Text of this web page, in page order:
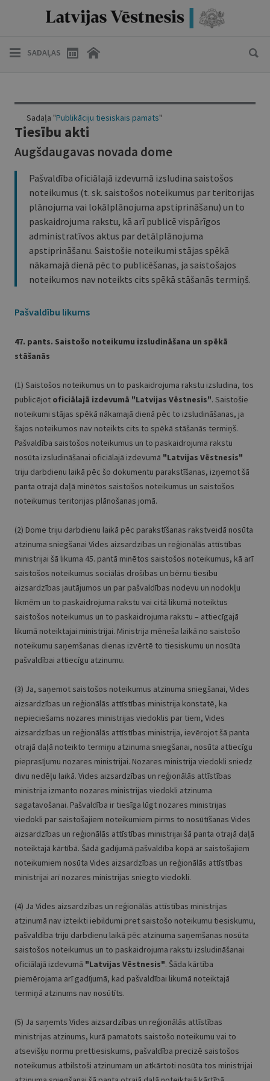
SADAĻAS
Sadaļa "Publikāciju tiesiskais pamats"
Tiesību akti
Augšdaugavas novada dome
Pašvaldība oficiālajā izdevumā izsludina saistošos
noteikumus (t. sk. saistošos noteikumus par teritorijas
plānojuma vai lokālplānojuma apstiprināšanu) un to
paskaidrojuma rakstu, kā arī publicē vispārīgos
administratīvos aktus par detālplānojuma
apstiprināšanu. Saistošie noteikumi stājas spēkā
nākamajā dienā pēc to publicēšanas, ja saistošajos
noteikumos nav noteikts cits spēkā stāšanās termiņš.
Pašvaldību likums
47. pants. Saistošo noteikumu izsludināšana un spēkā
stāšanās
(1) Saistošos noteikumus un to paskaidrojuma rakstu izsludina, tos
publicējot oficiālajā izdevumā "Latvijas Vēstnesis". Saistošie
noteikumi stājas spēkā nākamajā dienā pēc to izsludināšanas, ja
šajos noteikumos nav noteikts cits to spēkā stāšanās termiņš.
Pašvaldība saistošos noteikumus un to paskaidrojuma rakstu
nosūta izsludināšanai oficiālajā izdevumā "Latvijas Vēstnesis"
triju darbdienu laikā pēc šo dokumentu parakstīšanas, izņemot šā
panta otrajā daļā minētos saistošos noteikumus un saistošos
noteikumus teritorijas plānošanas jomā.
(2) Dome triju darbdienu laikā pēc parakstīšanas rakstveidā nosūta
atzinuma sniegšanai Vides aizsardzības un reģionālās attīstības
ministrijai šā likuma 45. pantā minētos saistošos noteikumus, kā arī
saistošos noteikumus sociālās drošības un bērnu tiesību
aizsardzības jautājumos un par pašvaldības nodevu un nodokļu
likmēm un to paskaidrojuma rakstu vai citā likumā noteiktus
saistošos noteikumus un to paskaidrojuma rakstu – attiecīgajā
likumā noteiktajai ministrijai. Ministrija mēneša laikā no saistošo
noteikumu saņemšanas dienas izvērtē to tiesiskumu un nosūta
pašvaldībai attiecīgu atzinumu.
(3) Ja, saņemot saistošos noteikumus atzinuma sniegšanai, Vides
aizsardzības un reģionālās attīstības ministrija konstatē, ka
nepieciešams nozares ministrijas viedoklis par tiem, Vides
aizsardzības un reģionālās attīstības ministrija, ievērojot šā panta
otrajā daļā noteikto termiņu atzinuma sniegšanai, nosūta attiecīgu
pieprasījumu nozares ministrijai. Nozares ministrija viedokli sniedz
divu nedēļu laikā. Vides aizsardzības un reģionālās attīstības
ministrija izmanto nozares ministrijas viedokli atzinuma
sagatavošanai. Pašvaldība ir tiesīga lūgt nozares ministrijas
viedokli par saistošajiem noteikumiem pirms to nosūtīšanas Vides
aizsardzības un reģionālās attīstības ministrijai šā panta otrajā daļā
noteiktajā kārtībā. Šādā gadījumā pašvaldība kopā ar saistošajiem
noteikumiem nosūta Vides aizsardzības un reģionālās attīstības
ministrijai arī nozares ministrijas sniegto viedokli.
(4) Ja Vides aizsardzības un reģionālās attīstības ministrijas
atzinumā nav izteikti iebildumi pret saistošo noteikumu tiesiskumu,
pašvaldība triju darbdienu laikā pēc atzinuma saņemšanas nosūta
saistošos noteikumus un to paskaidrojuma rakstu izsludināšanai
oficiālajā izdevumā "Latvijas Vēstnesis". Šāda kārtība
piemērojama arī gadījumā, kad pašvaldībai likumā noteiktajā
termiņā atzinums nav nosūtīts.
(5) Ja saņemts Vides aizsardzības un reģionālās attīstības
ministrijas atzinums, kurā pamatots saistošo noteikumu vai to
atsevišķu normu prettiesiskums, pašvaldība precizē saistošos
noteikumus atbilstoši atzinumam un atkārtoti nosūta tos ministrijai